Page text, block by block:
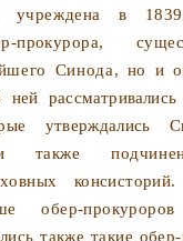
учрежденав
прокурора,
Синода, но и
рассматривались
утверждались
также
обер-прокуро­ров
также такие обер-